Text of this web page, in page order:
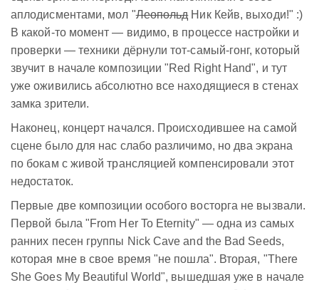
аплодисментами, мол "ЛеопольдНик Кейв, выходи!" :)
В какой-то момент — видимо, в процессе настройки и
проверки — техники дёрнули тот-самый-гонг, который
звучит в начале композиции "Red Right Hand", и тут
уже оживились абсолютно все находящиеся в стенах
замка зрители.
Наконец, концерт начался. Происходившее на самой
сцене было для нас слабо различимо, но два экрана
по бокам с живой трансляцией компенсировали этот
недостаток.
Первые две композиции особого восторга не вызвали.
Первой была "From Her To Eternity" — одна из самых
ранних песен группы Nick Cave and the Bad Seeds,
которая мне в свое время "не пошла". Вторая, "There
She Goes My Beautiful World", вышедшая уже в начале